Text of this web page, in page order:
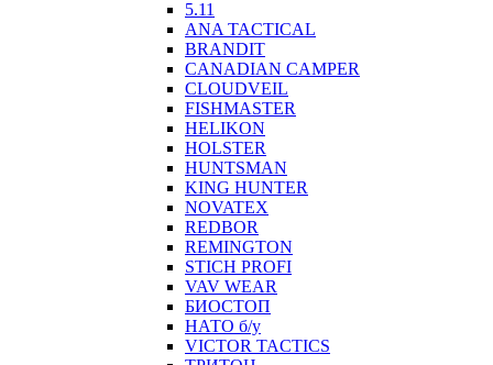
5.11
ANA TACTICAL
BRANDIT
CANADIAN CAMPER
CLOUDVEIL
FISHMASTER
HELIKON
HOLSTER
HUNTSMAN
KING HUNTER
NOVATEX
REDBOR
REMINGTON
STICH PROFI
VAV WEAR
БИОСТОП
НАТО б/у
VICTOR TACTICS